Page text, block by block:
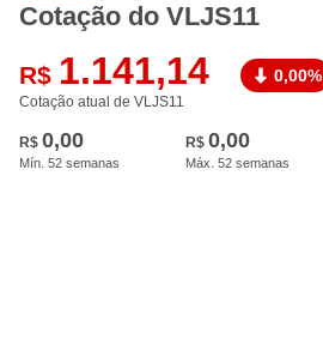
Cotação do VLJS11
R$ 1.141,14
Cotação atual de VLJS11
0,00%
R$ 0,00
Mín. 52 semanas
R$ 0,00
Máx. 52 semanas